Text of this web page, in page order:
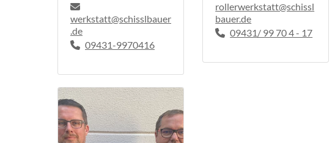
werkstatt@schisslbauer
.de
09431-9970416
rollerwerkstatt@schissl
bauer.de
09431/ 99 70 4 - 17